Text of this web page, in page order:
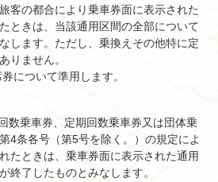
客の都合により乗車券面に表示された
ときは、当該通用区間の全部について
します。ただし、乗換えその他特に定
りません。
について準用します。
数乗車券、定期回数乗車券又は団体乗
4条各号（第5号を除く。）の規定によ
たときは、乗車券面に表示された通用
終了したものとみなします。